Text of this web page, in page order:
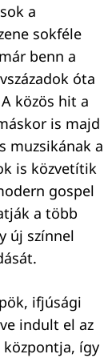
a
sokféle
benn a
óta
közös hit a
is majd
muzsikának a
is közvetítik
gospel
a több
új színnel
ifjúsági
indult el az
központja, így